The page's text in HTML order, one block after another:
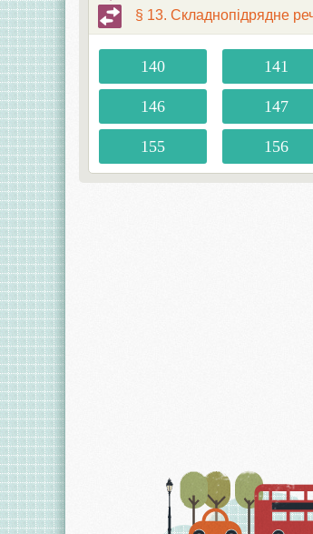
§ 13. Складнопідрядне
140 141
146 147
155 156